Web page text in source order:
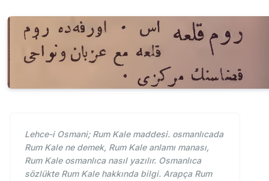
Lehce-i Osmani; Rum Kale maddesi. osmanlıcada
Rum Kale ne demek, Rum Kale anlamı manası,
Rum Kale osmanlıca nasıl yazılır. Osmanlıca
sözlükte Rum Kale hakkında bilgi. Arapça Rum